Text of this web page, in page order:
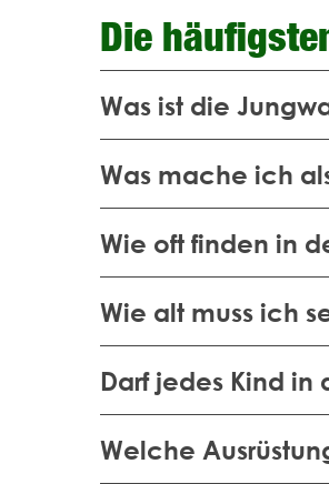
Die
Was ist die
Was mache ich
Wie oft finden in
Wie alt muss ich
Darf jedes Kind in
Welche